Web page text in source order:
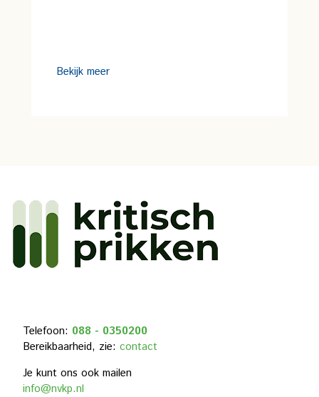
Bekijk meer
Telefoon: 088 - 0350200
Bereikbaarheid, zie: contact
Je kunt ons ook mailen
info@nvkp.nl